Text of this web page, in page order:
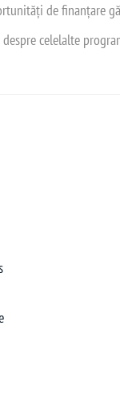
de finanțare
celelalte